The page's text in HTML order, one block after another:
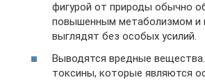
фигурой от природы обычно
повышенным метаболизмом и
выглядят без особых усилий.
Выводятся вредные
токсины, которые являются